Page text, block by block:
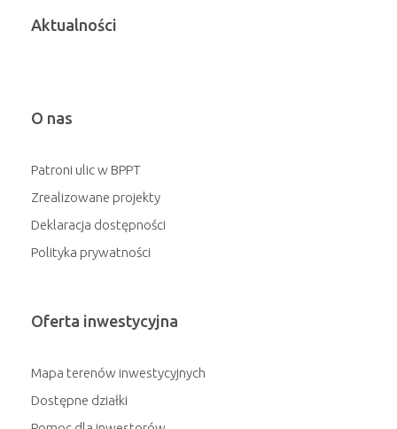
Aktualności
O nas
Patroni ulic w BPPT
Zrealizowane projekty
Deklaracja dostępności
Polityka prywatności
Oferta inwestycyjna
Mapa terenów inwestycyjnych
Dostępne działki